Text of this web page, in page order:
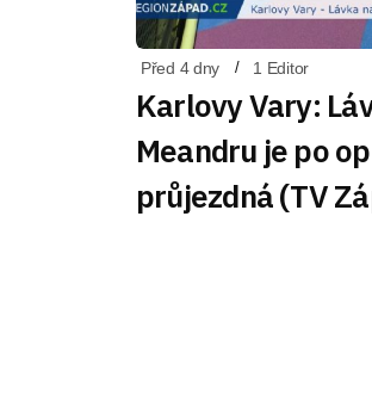
Před 4 dny 1 Editor
Karlovy Vary:
Meandru je po
průjezdná (TV